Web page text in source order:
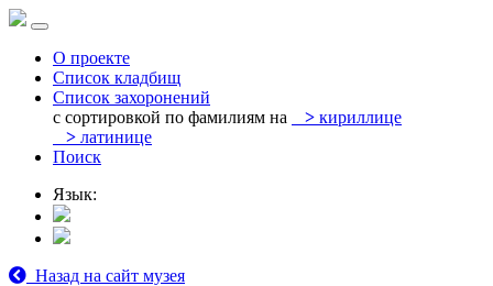
О проекте
Список кладбищ
Список захоронений
с сортировкой по фамилиям на
> кириллице
> латинице
Поиск
Язык:
Назад на сайт музея